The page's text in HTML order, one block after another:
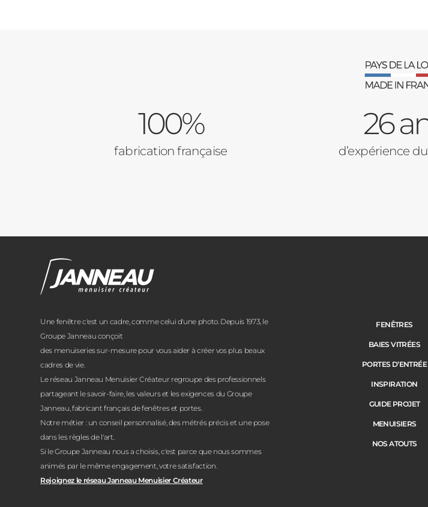
100%
fabrication française
26
d’expérience
Une fenêtre c'est un cadre, comme celui d'une photo. Depuis 1973, le
Groupe Janneau conçoit
des menuiseries sur-mesure pour vous aider à créer vos plus beaux
cadres de vie.
Le réseau Janneau Menuisier Créateur regroupe des professionnels
partageant le savoir-faire, les valeurs et les exigences du Groupe
Janneau, fabricant français de fenêtres et portes.
Notre métier : un conseil personnalisé, des métrés précis et une pose
dans les règles de l'art.
Si le Groupe Janneau nous a choisis, c'est parce que nous sommes
animés par le même engagement, votre satisfaction.
Rejoignez le réseau Janneau Menuisier Créateur
FENÊTRES
BAIES VITRÉES
PORTES D’ENTRÉE
INSPIRATION
GUIDE PROJET
MENUISIERS
NOS ATOUTS
Janneau Menuisier Créateur
Note moyenne :
4.6/5